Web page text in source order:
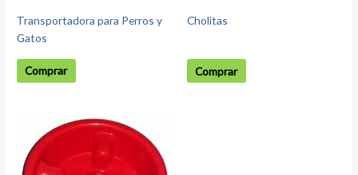
Transportadora para Perros y
Gatos
Comprar
Cholitas
Comprar